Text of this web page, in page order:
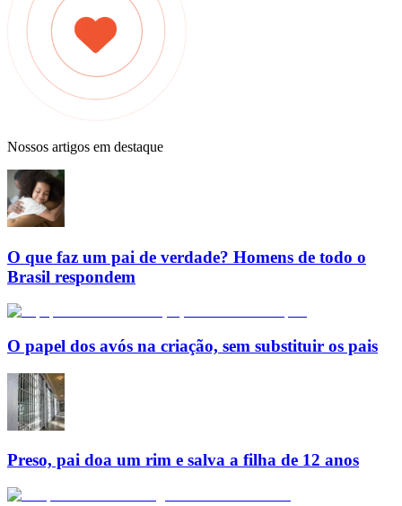
Nossos artigos em destaque
O que faz um pai de verdade? Homens de todo o
Brasil respondem
O papel dos avós na criação, sem substituir os pais
Preso, pai doa um rim e salva a filha de 12 anos